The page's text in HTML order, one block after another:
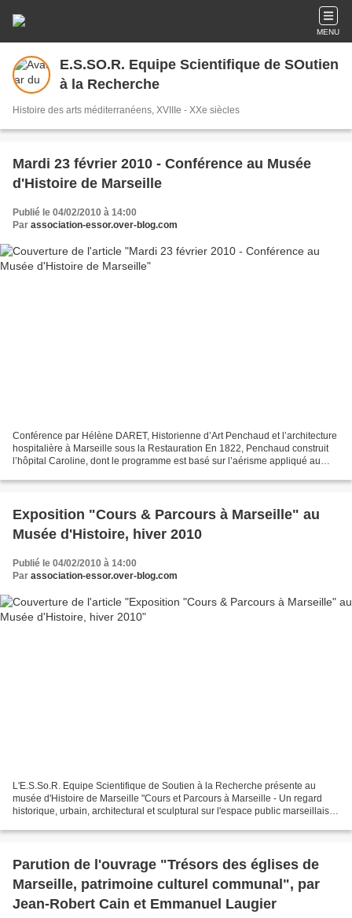
MENU
E.S.SO.R. Equipe Scientifique de SOutien
à la Recherche
Histoire des arts méditerranéens, XVIIIe - XXe siècles
Mardi 23 février 2010 - Conférence au Musée
d'Histoire de Marseille
Publié le 04/02/2010 à 14:00
Par association-essor.over-blog.com
Conférence par Hélène DARET, Historienne d’Art Penchaud et l’architecture
hospitalière à Marseille sous la Restauration En 1822, Penchaud construit
l’hôpital Caroline, dont le programme est basé sur l’aérisme appliqué au
Exposition "Cours & Parcours à Marseille" au
Musée d'Histoire, hiver 2010
Publié le 04/02/2010 à 14:00
Par association-essor.over-blog.com
L'E.S.So.R. Equipe Scientifique de Soutien à la Recherche présente au
musée d'Histoire de Marseille "Cours et Parcours à Marseille - Un regard
historique, urbain, architectural et sculptural sur l'espace public marseillais"
Parution de l'ouvrage "Trésors des églises de
Marseille, patrimoine culturel communal", par
Jean-Robert Cain et Emmanuel Laugier